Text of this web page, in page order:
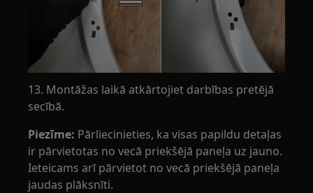
13. Montāžas laikā atkārtojiet darbības pretējā
secībā.
Piezīme: Pārliecinieties, ka visas papildu detaļas
ir pārvietotas no vecā priekšējā paneļa uz jauno.
Ieteicams arī pārvietot no vecā priekšējā paneļa
jaudas plāksnīti.